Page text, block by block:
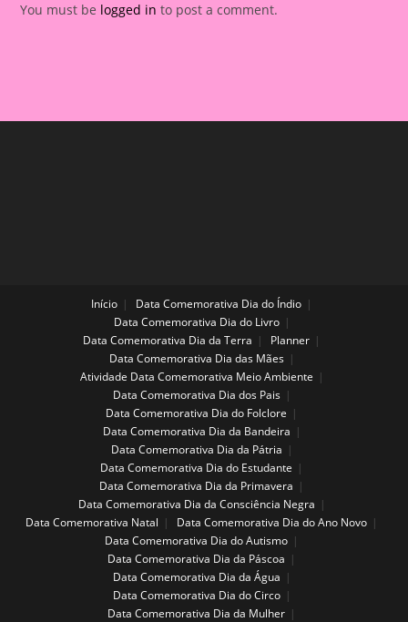
You must be logged in to post a comment.
Início
Data Comemorativa Dia do Índio
Data Comemorativa Dia do Livro
Data Comemorativa Dia da Terra
Planner
Data Comemorativa Dia das Mães
Atividade Data Comemorativa Meio Ambiente
Data Comemorativa Dia dos Pais
Data Comemorativa Dia do Folclore
Data Comemorativa Dia da Bandeira
Data Comemorativa Dia da Pátria
Data Comemorativa Dia do Estudante
Data Comemorativa Dia da Primavera
Data Comemorativa Dia da Consciência Negra
Data Comemorativa Natal
Data Comemorativa Dia do Ano Novo
Data Comemorativa Dia do Autismo
Data Comemorativa Dia da Páscoa
Data Comemorativa Dia da Água
Data Comemorativa Dia do Circo
Data Comemorativa Dia da Mulher